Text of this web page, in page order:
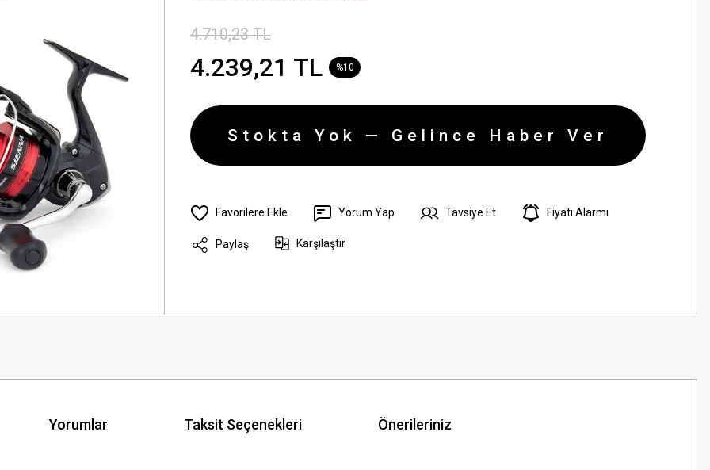
4.710,23 TL
4.239,21 TL %10
Stokta Yok — Gelince Haber Ver
Yorum Yap Tavsiye Et Fiyatı Alarmı
Paylaş Karşılaştır
Yorumlar Taksit Seçenekleri Önerileriniz